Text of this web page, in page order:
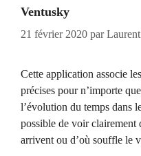
Ventusky
21 février 2020 par
Cette application associe
précises pour n’importe
l’évolution du temps dans
possible de voir clairement
arrivent ou d’où souffle le